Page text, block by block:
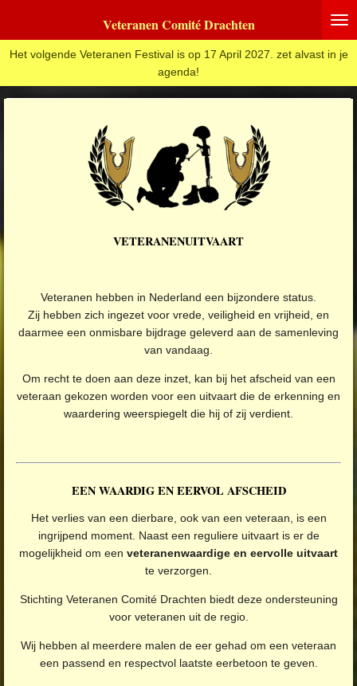
naar
hoofdinhoud
Veteranen Comité Drachten
Het volgende Veteranen Festival is op 17 April 2027. zet alvast in je
agenda!
VETERANENUITVAART
Veteranen hebben in Nederland een bijzondere status.
Zij hebben zich ingezet voor vrede, veiligheid en vrijheid, en
daarmee een onmisbare bijdrage geleverd aan de samenleving
van vandaag.
Om recht te doen aan deze inzet, kan bij het afscheid van een
veteraan gekozen worden voor een uitvaart die de erkenning en
waardering weerspiegelt die hij of zij verdient.
EEN WAARDIG EN EERVOL AFSCHEID
Het verlies van een dierbare, ook van een veteraan, is een
ingrijpend moment. Naast een reguliere uitvaart is er de
mogelijkheid om een veteranenwaardige en eervolle uitvaart
te verzorgen.
Stichting Veteranen Comité Drachten biedt deze ondersteuning
voor veteranen uit de regio.
Wij hebben al meerdere malen de eer gehad om een veteraan
een passend en respectvol laatste eerbetoon te geven.